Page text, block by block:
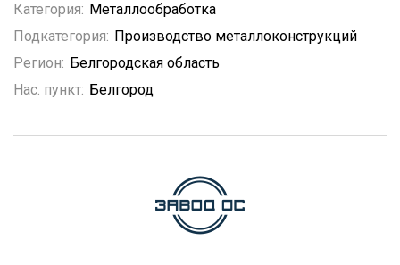
Категория: Металлообработка
Подкатегория: Производство металлоконструкций
Регион: Белгородская область
Нас. пункт: Белгород